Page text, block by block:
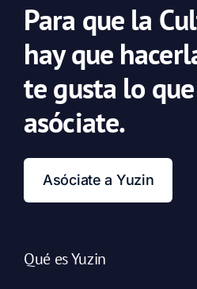
Para que la
hay que
te gusta lo
asóciate.
Asóciate a Yuzin
Qué es Yuzin